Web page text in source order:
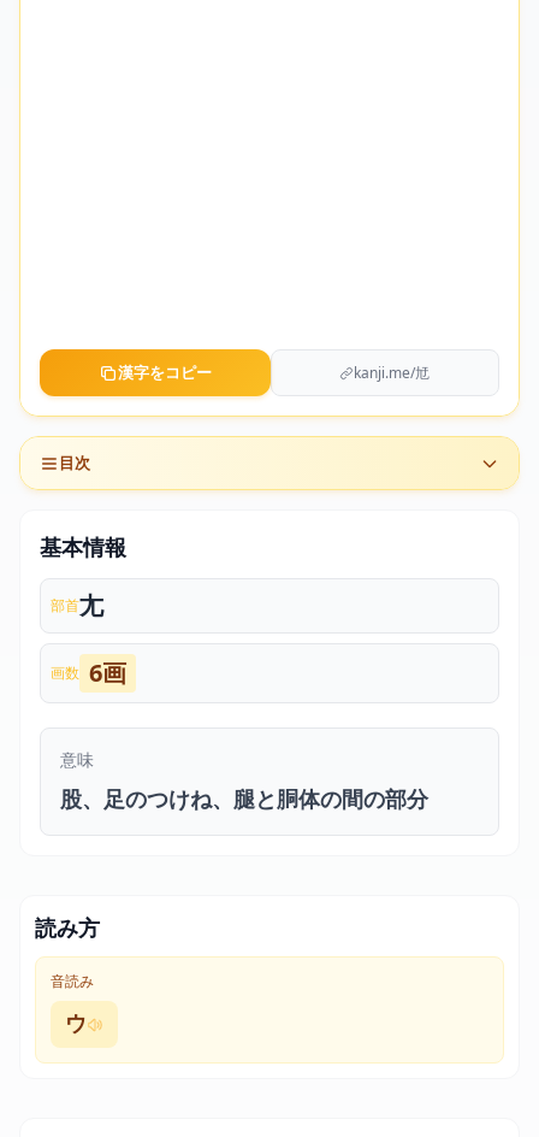
漢字をコピー kanji.me/㝼
目次
基本情報
部首尢
画数 6画
意味
股、足のつけね、腿と胴体の間の部分
読み方
音読み
ウ